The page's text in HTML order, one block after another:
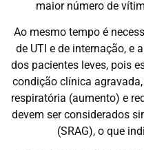
maior número de
Ao mesmo tempo é
de UTI e de internação, e
dos pacientes leves, pois
condição clínica
respiratória (aumento) e
devem ser considerados
(SRAG), o que